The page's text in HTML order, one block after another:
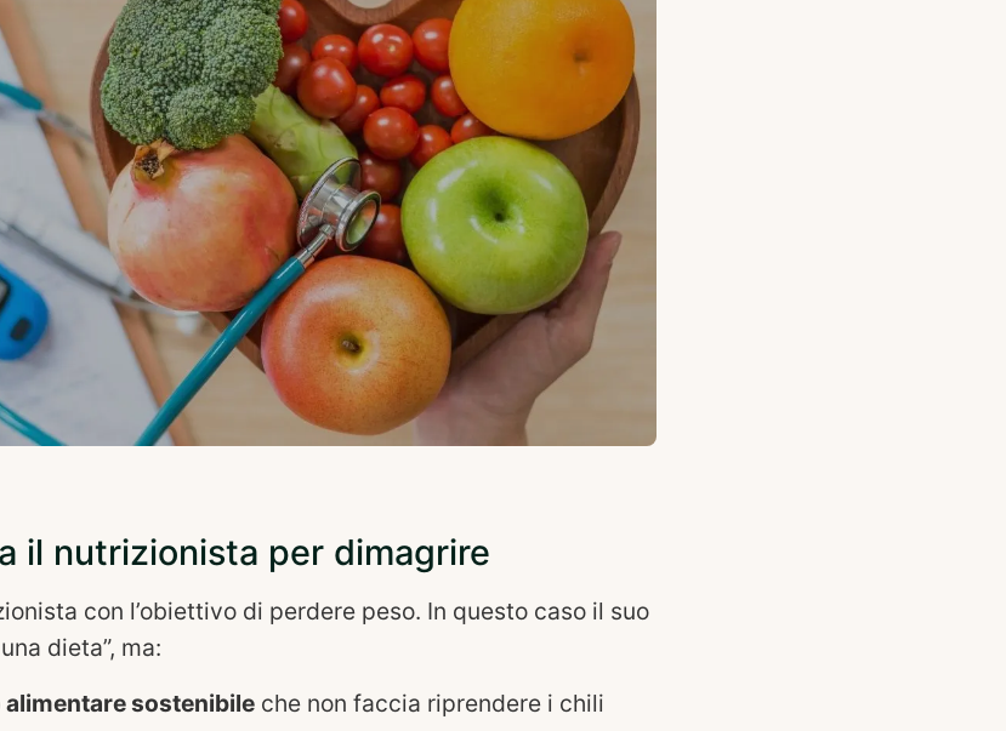
il nutrizionista per dimagrire
con l’obiettivo di perdere peso. In questo caso il suo
dieta”, ma:
alimentare sostenibile che non faccia riprendere i chili